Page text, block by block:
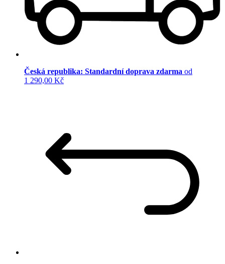
Česká republika: Standardní doprava zdarma od
1 290,00 Kč